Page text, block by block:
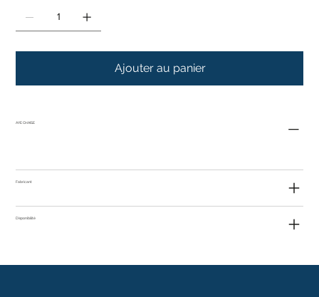
Ajouter au panier
AYE CHAISE
Fabricant
Disponibilité